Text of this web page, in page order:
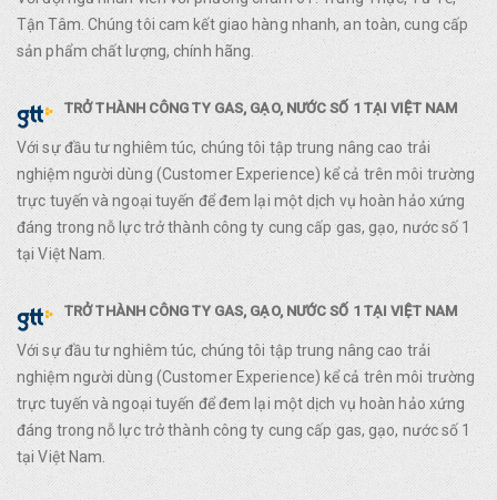
Tận Tâm. Chúng tôi cam kết giao hàng nhanh, an toàn, cung cấp
sản phẩm chất lượng, chính hãng.
TRỞ THÀNH CÔNG TY GAS, GẠO, NƯỚC SỐ 1 TẠI VIỆT NAM
Với sự đầu tư nghiêm túc, chúng tôi tập trung nâng cao trải
nghiệm người dùng (Customer Experience) kể cả trên môi trường
trực tuyến và ngoại tuyến để đem lại một dịch vụ hoàn hảo xứng
đáng trong nỗ lực trở thành công ty cung cấp gas, gạo, nước số 1
tại Việt Nam.
TRỞ THÀNH CÔNG TY GAS, GẠO, NƯỚC SỐ 1 TẠI VIỆT NAM
Với sự đầu tư nghiêm túc, chúng tôi tập trung nâng cao trải
nghiệm người dùng (Customer Experience) kể cả trên môi trường
trực tuyến và ngoại tuyến để đem lại một dịch vụ hoàn hảo xứng
đáng trong nỗ lực trở thành công ty cung cấp gas, gạo, nước số 1
tại Việt Nam.